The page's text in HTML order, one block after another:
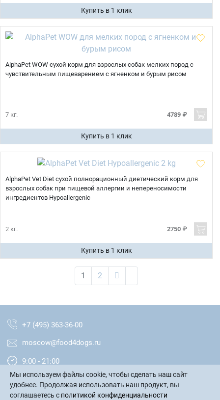
Купить в 1 клик
AlphaPet WOW сухой корм для взрослых собак мелких пород с
чувствительным пищеварением с ягненком и бурым рисом
7 кг. 4789 ₽
Купить в 1 клик
AlphaPet Vet Diet cухой полнорационный диетический корм для
взрослых собак при пищевой аллергии и непереносимости
ингредиентов Hypoallergenic
2 кг. 2750 ₽
Купить в 1 клик
1 2
+7 (495) 363-36-00
moscow@food4dogs.ru
9:00 - 21:00
Москва и МО
Мы используем файлы cookie, чтобы сделать наш сайт
удобнее. Продолжая использовать наш продукт, вы
соглашаетесь с политикой конфиденциальности